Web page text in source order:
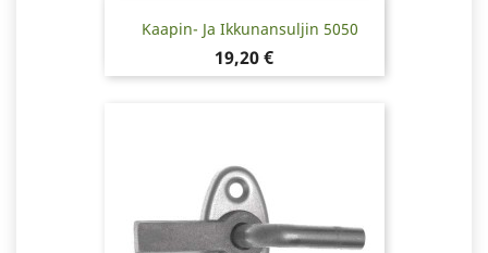
Kaapin- Ja Ikkunansuljin 5050
Hinta
19,20 €